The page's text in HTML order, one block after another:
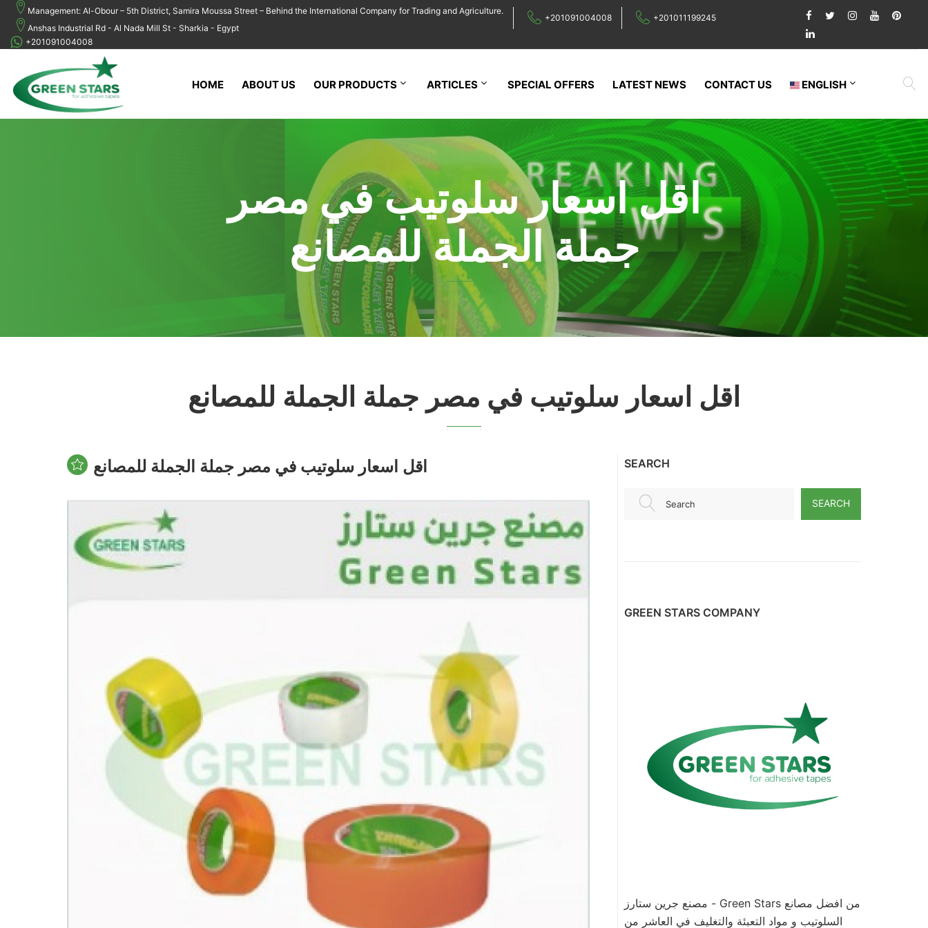
Management: Al-Obour – 5th District, Samira Moussa Street – Behind the International Company for Trading and Agriculture.
Anshas Industrial Rd - Al Nada Mill St - Sharkia - Egypt
+201091004008 +201011199245
+201091004008
HOME ABOUT US OUR PRODUCTS ARTICLES SPECIAL OFFERS LATEST NEWS CONTACT US ENGLISH
اقل اسعار سلوتيب في مصر
جملة الجملة للمصانع
اقل اسعار سلوتيب في مصر جملة الجملة للمصانع
اقل اسعار سلوتيب في مصر جملة الجملة للمصانع SEARCH
Search SEARCH
GREEN STARS COMPANY
مصنع جرين ستارز - Green Stars من افضل مصانع
السلوتيب و مواد التعبئة والتغليف في العاشر من